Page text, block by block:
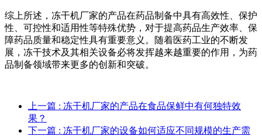
综上所述，冻干机厂家的产品在药品制备中具有高效性、保护
性、可控性和适用性等特殊优势，对于提高药品生产效率、保
障药品质量和稳定性具有重要意义。随着医药工业的不断发
展，冻干技术及其相关设备必将发挥越来越重要的作用，为药
品制备领域带来更多的创新和突破。
上一篇 : 冻干机厂家的产品在食品保鲜中有何独特效
果？
下一篇 : 冻干机厂家的设备如何适应不同规模的生产需